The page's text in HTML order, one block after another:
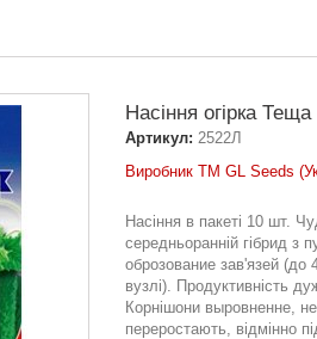
Насіння огірка
Артикул: 2522Л
Виробник ТМ GL Seeds
Насіння в пакеті 10 шт.
середньоранній гібрид з
оброзование зав'язей (до
вузлі). Продуктивність
Корнішони выровненне,
переростають, відмінно